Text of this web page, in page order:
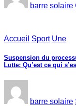
barre solaire
Accueil Sport Une
‎Suspension du
Lutte: Qu’est ce qui
barre solaire